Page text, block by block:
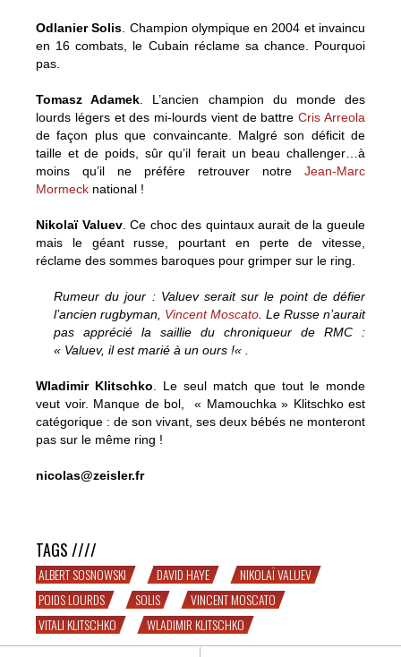
Odlanier Solis . Champion olympique en 2004 et invaincu
en 16 combats, le Cubain réclame sa chance. Pourquoi
pas.
Tomasz Adamek . L’ancien champion du monde des
lourds légers et des mi-lourds vient de battreCris Arreola
de façon plus que convaincante. Malgré son déficit de
taille et de poids, sûr qu’il ferait un beau challenger…à
moins qu’il ne préfére retrouver notre Jean-Marc
Mormeck national !
Nikolaï Valuev. Ce choc des quintaux aurait de la gueule
mais le géant russe, pourtant en perte de vitesse,
réclame des sommes baroques pour grimper sur le ring.
Rumeur du jour : Valuev serait sur le point de défier
l’ancien rugbyman, Vincent Moscato . Le Russe n’aurait
pas apprécié la saillie du chroniqueur de RMC :
« Valuev, il est marié à un ours !« .
Wladimir Klitschko . Le seul match que tout le monde
veut voir. Manque de bol, « Mamouchka » Klitschko est
catégorique : de son vivant, ses deux bébés ne monteront
pas sur le même ring !
nicolas@zeisler.fr
TAGS ////
ALBERT SOSNOWSKI DAVID HAYE
NIKOLAÏ VALUEV
POIDS LOURDS
SOLIS
VINCENT MOSCATO
VITALI KLITSCHKO
WLADIMIR KLITSCHKO